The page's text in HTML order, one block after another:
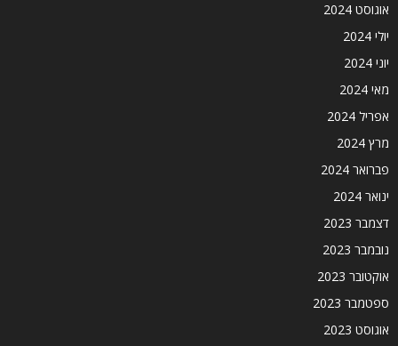
אוגוסט 2024
יולי 2024
יוני 2024
מאי 2024
אפריל 2024
מרץ 2024
פברואר 2024
ינואר 2024
דצמבר 2023
נובמבר 2023
אוקטובר 2023
ספטמבר 2023
אוגוסט 2023